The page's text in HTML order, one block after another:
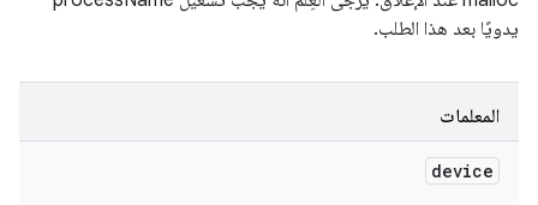
يدويًا بعد هذا الطلب.
المعلمات
device